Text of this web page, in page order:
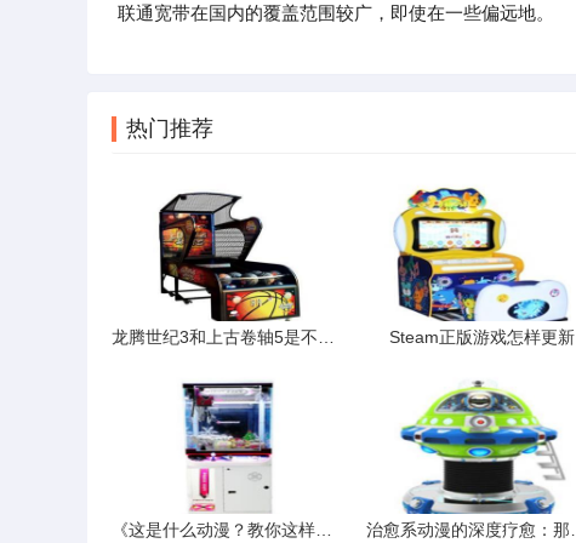
联通宽带在国内的覆盖范围较广，即使在一些偏远地。
热门推荐
Steam正版游戏怎样更新